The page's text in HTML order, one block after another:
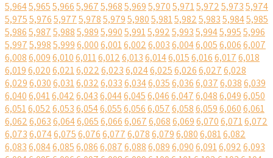
5,9645,9655,9665,9675,9685,9695,9705,9715,9725,9735,974
5,9755,9765,9775,9785,9795,9805,9815,9825,9835,9845,985
5,9865,9875,9885,9895,9905,9915,9925,9935,9945,9955,996
5,9975,9985,9996,0006,0016,0026,0036,0046,0056,0066,007
6,0086,0096,0106,0116,0126,0136,0146,0156,0166,0176,018
6,0196,0206,0216,0226,0236,0246,0256,0266,0276,028
6,0296,0306,0316,0326,0336,0346,0356,0366,0376,0386,039
6,0406,0416,0426,0436,0446,0456,0466,0476,0486,0496,050
6,0516,0526,0536,0546,0556,0566,0576,0586,0596,0606,061
6,0626,0636,0646,0656,0666,0676,0686,0696,0706,0716,072
6,0736,0746,0756,0766,0776,0786,0796,0806,0816,082
6,0836,0846,0856,0866,0876,0886,0896,0906,0916,0926,093